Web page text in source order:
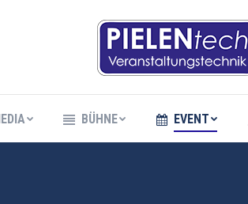
BÜHNE EVENT
BÜHNE EVENT